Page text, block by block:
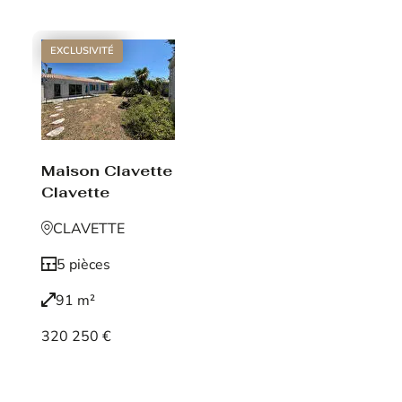
EXCLUSIVITÉ
Maison Clavette
Clavette
CLAVETTE
5 pièces
91 m²
320 250 €